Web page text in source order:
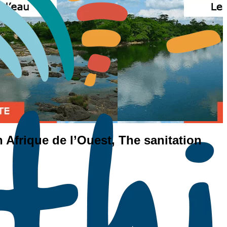
de l’Ouest, The sanitation